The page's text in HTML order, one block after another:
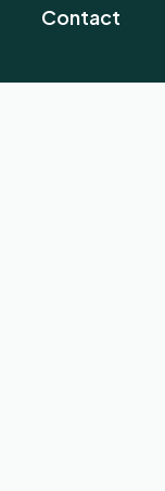
Contact